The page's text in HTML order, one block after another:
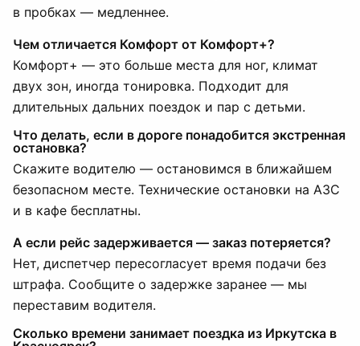
в пробках — медленнее.
Чем отличается Комфорт от Комфорт+?
Комфорт+ — это больше места для ног, климат
двух зон, иногда тонировка. Подходит для
длительных дальних поездок и пар с детьми.
Что делать, если в дороге понадобится экстренная
остановка?
Скажите водителю — остановимся в ближайшем
безопасном месте. Технические остановки на АЗС
и в кафе бесплатны.
А если рейс задерживается — заказ потеряется?
Нет, диспетчер пересогласует время подачи без
штрафа. Сообщите о задержке заранее — мы
переставим водителя.
Сколько времени занимает поездка из Иркутска в